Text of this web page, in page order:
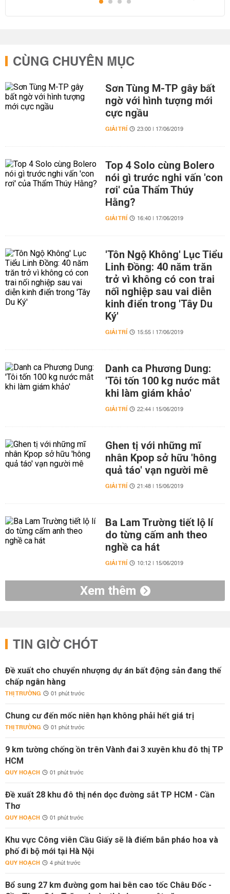
CÙNG CHUYÊN MỤC
Sơn Tùng M-TP gây bất
ngờ với hình tượng mới
cực ngầu
GIẢI TRÍ 23:00 | 17/06/2019
Top 4 Solo cùng Bolero
nói gì trước nghi vấn 'con
rơi' của Thẩm Thúy
Hằng?
GIẢI TRÍ 16:40 | 17/06/2019
'Tôn Ngộ Không' Lục Tiểu
Linh Đồng: 40 năm trăn
trở vì không có con trai
nối nghiệp sau vai diễn
kinh điển trong 'Tây Du
Ký'
GIẢI TRÍ 15:55 | 17/06/2019
Danh ca Phương Dung:
'Tôi tốn 100 kg nước mắt
khi làm giám khảo'
GIẢI TRÍ 22:44 | 15/06/2019
Ghen tị với những mĩ
nhân Kpop sở hữu 'hông
quả táo' vạn người mê
GIẢI TRÍ 21:48 | 15/06/2019
Ba Lam Trường tiết lộ lí
do từng cấm anh theo
nghề ca hát
GIẢI TRÍ 10:12 | 15/06/2019
Xem thêm
TIN GIỜ CHÓT
Đề xuất cho chuyển nhượng dự án bất động sản đang thế
chấp ngân hàng
THỊ TRƯỜNG 01 phút trước
Chung cư đến mốc niên hạn không phải hết giá trị
THỊ TRƯỜNG 01 phút trước
9 km tường chống ồn trên Vành đai 3 xuyên khu đô thị TP
HCM
QUY HOẠCH 01 phút trước
Đề xuất 28 khu đô thị nén dọc đường sắt TP HCM - Cần
Thơ
QUY HOẠCH 01 phút trước
Khu vực Công viên Cầu Giấy sẽ là điểm bắn pháo hoa và
phố đi bộ mới tại Hà Nội
QUY HOẠCH 4 phút trước
Bổ sung 27 km đường gom hai bên cao tốc Châu Đốc -